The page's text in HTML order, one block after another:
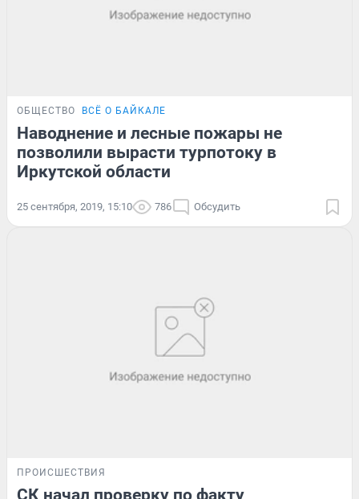
ОБЩЕСТВО ВСЁ О БАЙКАЛЕ
Наводнение и лесные пожары не
позволили вырасти турпотоку в
Иркутской области
25 сентября, 2019, 15:10 786 Обсудить
ПРОИСШЕСТВИЯ
СК начал проверку по факту